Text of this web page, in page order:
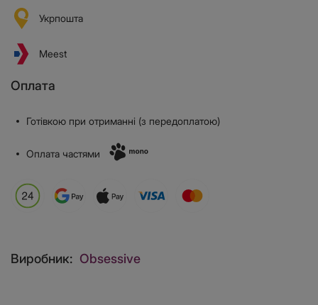
Укрпошта
Meest
Оплата
Готівкою при отриманні (з передоплатою)
Оплата частями
Виробник: Obsessive